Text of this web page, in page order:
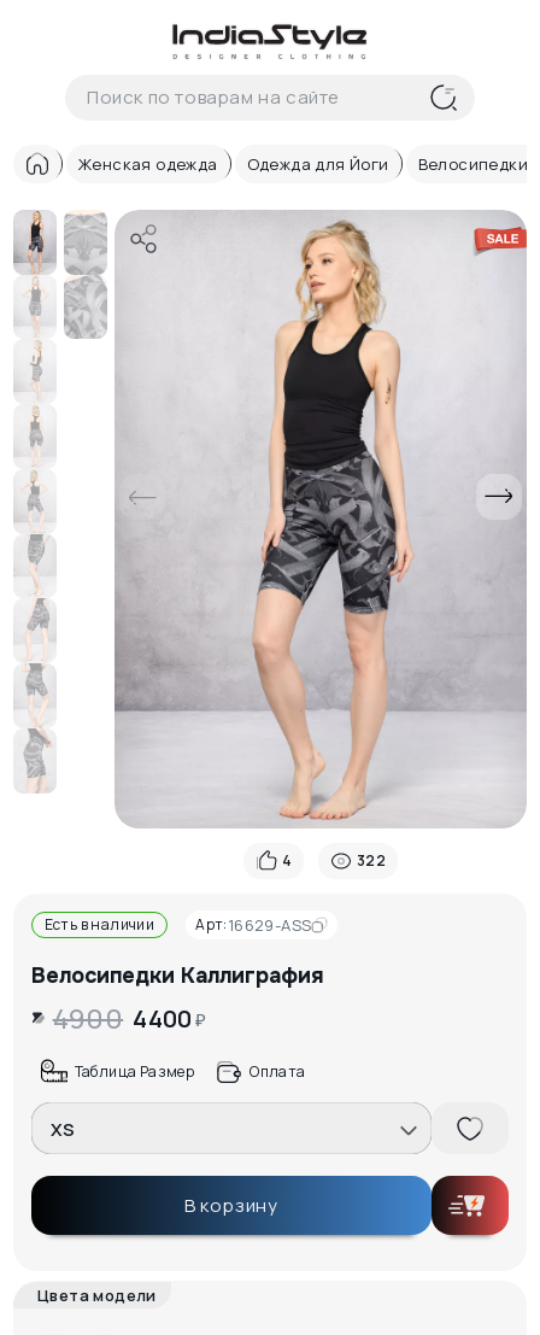
Корзина
В корзиненеттоваров
Корзина покупок пуста..
Женская одежда Одежда для Йоги Велосипедки
4 322
Есть в наличии Арт:16629-ASS
Велосипедки Каллиграфия
4900 4400₽
Таблица Размер Оплата
XS
В корзину
Цвета модели